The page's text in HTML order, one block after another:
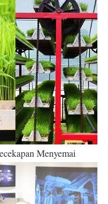
Menyemai